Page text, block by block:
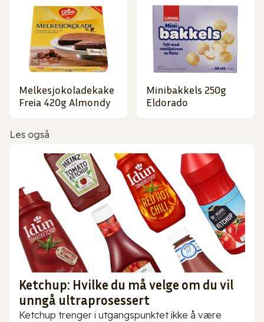
Melkesjokoladekake
Freia 420g Almondy
Minibakkels 250g
Eldorado
Les også
Ketchup: Hvilke du må velge om du vil
unngå ultraprosessert
Ketchup trenger i utgangspunktet ikke å være